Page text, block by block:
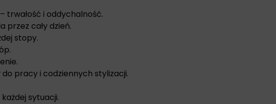
trwałość i oddychalność.
przez cały dzień.
stopy.
do pracy i codziennych stylizacji.
sytuacji.